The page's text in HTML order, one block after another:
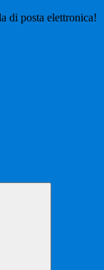
di posta elettronica!